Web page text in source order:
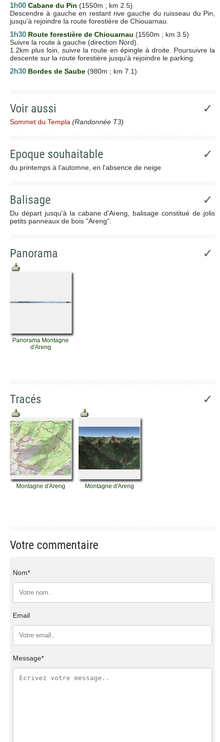
1h00 Cabane du Pin (1550m ; km 2.5)
Descendre à gauche en restant rive gauche du ruisseau du Pin,
jusqu’à rejoindre la route forestière de Chiouarnau.
1h30 Route forestière de Chiouarnau (1550m ; km 3.5)
Suivre la route à gauche (direction Nord).
1.2km plus loin, suivre la route en épingle à droite. Poursuivre la
descente sur la route forestière jusqu'à rejoindre le parking.
2h30 Bordes de Saube (980m ; km 7.1)
Voir aussi ✓
Sommet du Templa (Randonnée T3)
Epoque souhaitable ✓
du printemps à l'automne, en l'absence de neige
Balisage ✓
Du départ jusqu'à la cabane d'Areng, balisage constitué de jolis
petits panneaux de bois "Areng".
Panorama ✓
Panorama Montagne
d'Areng
Tracés ✓
Montagne d'Areng Montagne d'Areng
Votre commentaire
Nom*
Email
Message*